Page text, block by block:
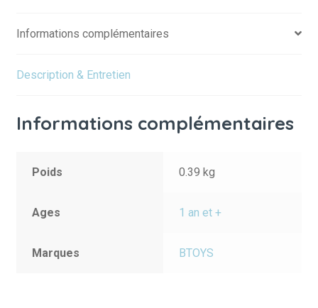
Informations complémentaires
Description & Entretien
Informations complémentaires
Poids 0.39 kg
Ages 1 an et +
Marques BTOYS